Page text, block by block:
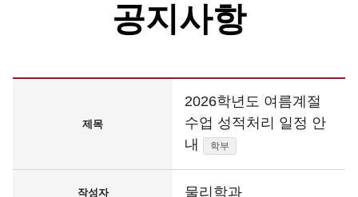
공지사항
제목
2026학년도 여름계절
수업 성적처리 일정 안
내
학부
작성자 물리학과